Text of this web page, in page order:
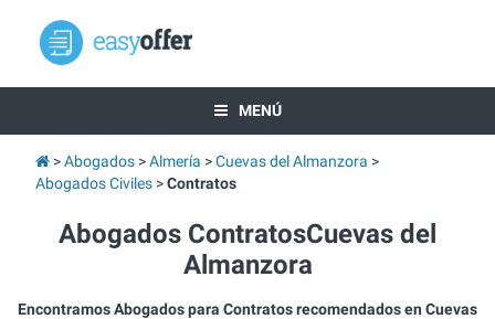
MENÚ
Abogados Almería
Cuevas del Almanzora
Abogados Civiles
Contratos
Abogados ContratosCuevas del
Almanzora
Encontramos Abogados para Contratos recomendados en Cuevas